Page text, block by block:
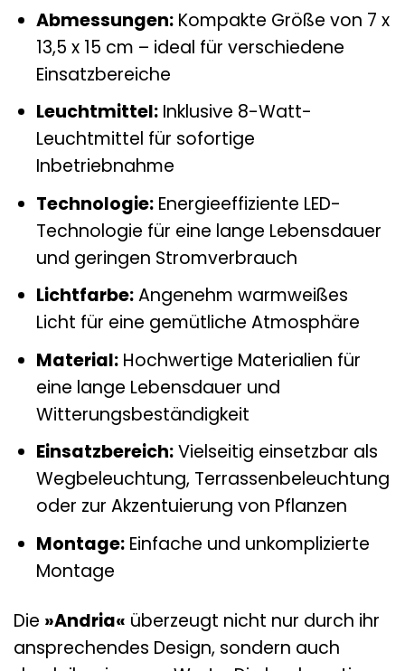
Abmessungen:Kompakte Größe von 7 x
13,5 x 15 cm – ideal für verschiedene
Einsatzbereiche
Leuchtmittel:Inklusive 8-Watt-
Leuchtmittel für sofortige
Inbetriebnahme
Technologie:Energieeffiziente LED-
Technologie für eine lange Lebensdauer
und geringen Stromverbrauch
Lichtfarbe:Angenehm warmweißes
Licht für eine gemütliche Atmosphäre
Material:Hochwertige Materialien für
eine lange Lebensdauer und
Witterungsbeständigkeit
Einsatzbereich:Vielseitig einsetzbar als
Wegbeleuchtung, Terrassenbeleuchtung
oder zur Akzentuierung von Pflanzen
Montage:Einfache und unkomplizierte
Montage
Die »Andria« überzeugt nicht nur durch ihr
ansprechendes Design, sondern auch